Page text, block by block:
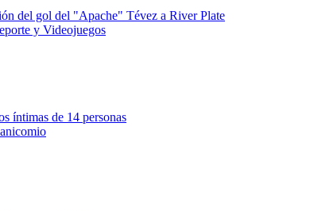
del gol del "Apache" Tévez a River Plate
y Videojuegos
íntimas de 14 personas